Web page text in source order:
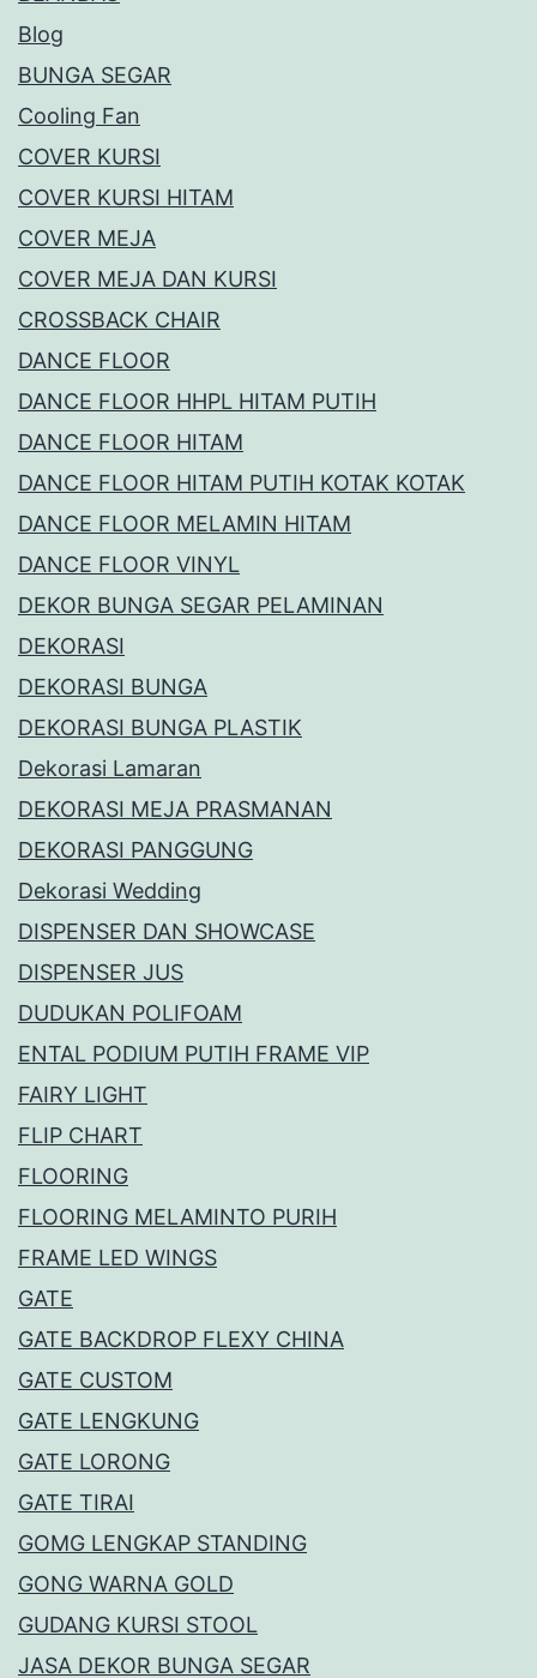
Blog
BUNGA SEGAR
Cooling Fan
COVER KURSI
COVER KURSI HITAM
COVER MEJA
COVER MEJA DAN KURSI
CROSSBACK CHAIR
DANCE FLOOR
DANCE FLOOR HHPL HITAM PUTIH
DANCE FLOOR HITAM
DANCE FLOOR HITAM PUTIH KOTAK KOTAK
DANCE FLOOR MELAMIN HITAM
DANCE FLOOR VINYL
DEKOR BUNGA SEGAR PELAMINAN
DEKORASI
DEKORASI BUNGA
DEKORASI BUNGA PLASTIK
Dekorasi Lamaran
DEKORASI MEJA PRASMANAN
DEKORASI PANGGUNG
Dekorasi Wedding
DISPENSER DAN SHOWCASE
DISPENSER JUS
DUDUKAN POLIFOAM
ENTAL PODIUM PUTIH FRAME VIP
FAIRY LIGHT
FLIP CHART
FLOORING
FLOORING MELAMINTO PURIH
FRAME LED WINGS
GATE
GATE BACKDROP FLEXY CHINA
GATE CUSTOM
GATE LENGKUNG
GATE LORONG
GATE TIRAI
GOMG LENGKAP STANDING
GONG WARNA GOLD
GUDANG KURSI STOOL
JASA DEKOR BUNGA SEGAR